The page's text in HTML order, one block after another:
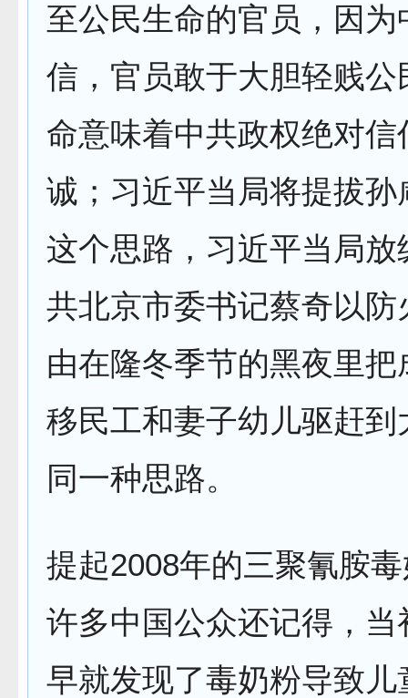
至公民生命的官员，因为
信，官员敢于大胆轻贱公
命意味着中共政权绝对信
诚；习近平当局将提拔孙
这个思路，习近平当局放
共北京市委书记蔡奇以防
由在隆冬季节的黑夜里把
移民工和妻子幼儿驱赶到
同一种思路。
提起2008年的三聚氰胺
许多中国公众还记得，当
早就发现了毒奶粉导致儿